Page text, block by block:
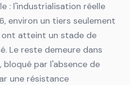
: l'industrialisation réelle
environ un tiers seulement
ont atteint un stade de
Le reste demeure dans
bloqué par l'absence de
une résistance